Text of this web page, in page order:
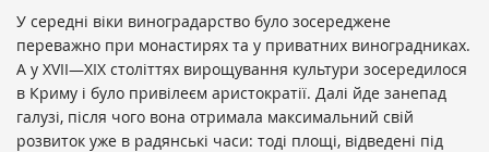
У середні віки виноградарство було зосереджене
переважно при монастирях та у приватних виноградниках.
А у XVII—XIX століттях вирощування культури зосередилося
в Криму і було привілеєм аристократії. Далі йде занепад
галузі, після чого вона отримала максимальний свій
розвиток уже в радянські часи: тоді площі, відведені під